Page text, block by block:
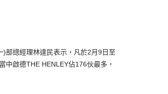
部總經理林達民表示，凡於2月9日至
啟德THE HENLEY佔176伙最多，